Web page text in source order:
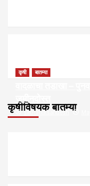
कृषीविषयक बातम्या
कृषी बातम्या
saptahiksandesh